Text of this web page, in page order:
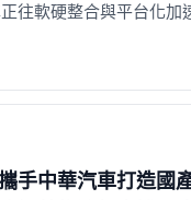
往軟硬整合與平台化加
手中華汽車打造國